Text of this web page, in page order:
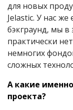
для новых
Jelastic. У нас же
бэкграунд, мы в
практически
немногих
сложных
А какие
проекта?